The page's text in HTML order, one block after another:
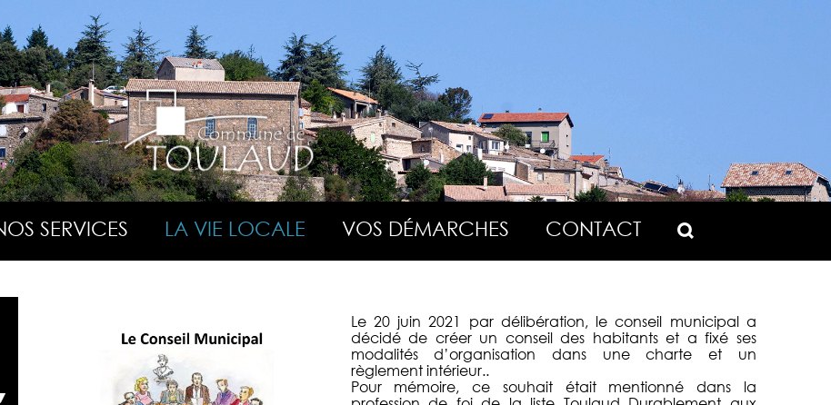
SERVICES LA VIE LOCALE VOS DÉMARCHES CONTACT
Le 20 juin 2021 par délibération, le conseil municipal a
décidé de créer un conseil des habitants et a fixé ses
modalités d’organisation dans une charte et un
règlement intérieur..
Pour mémoire, ce souhait était mentionné dans la